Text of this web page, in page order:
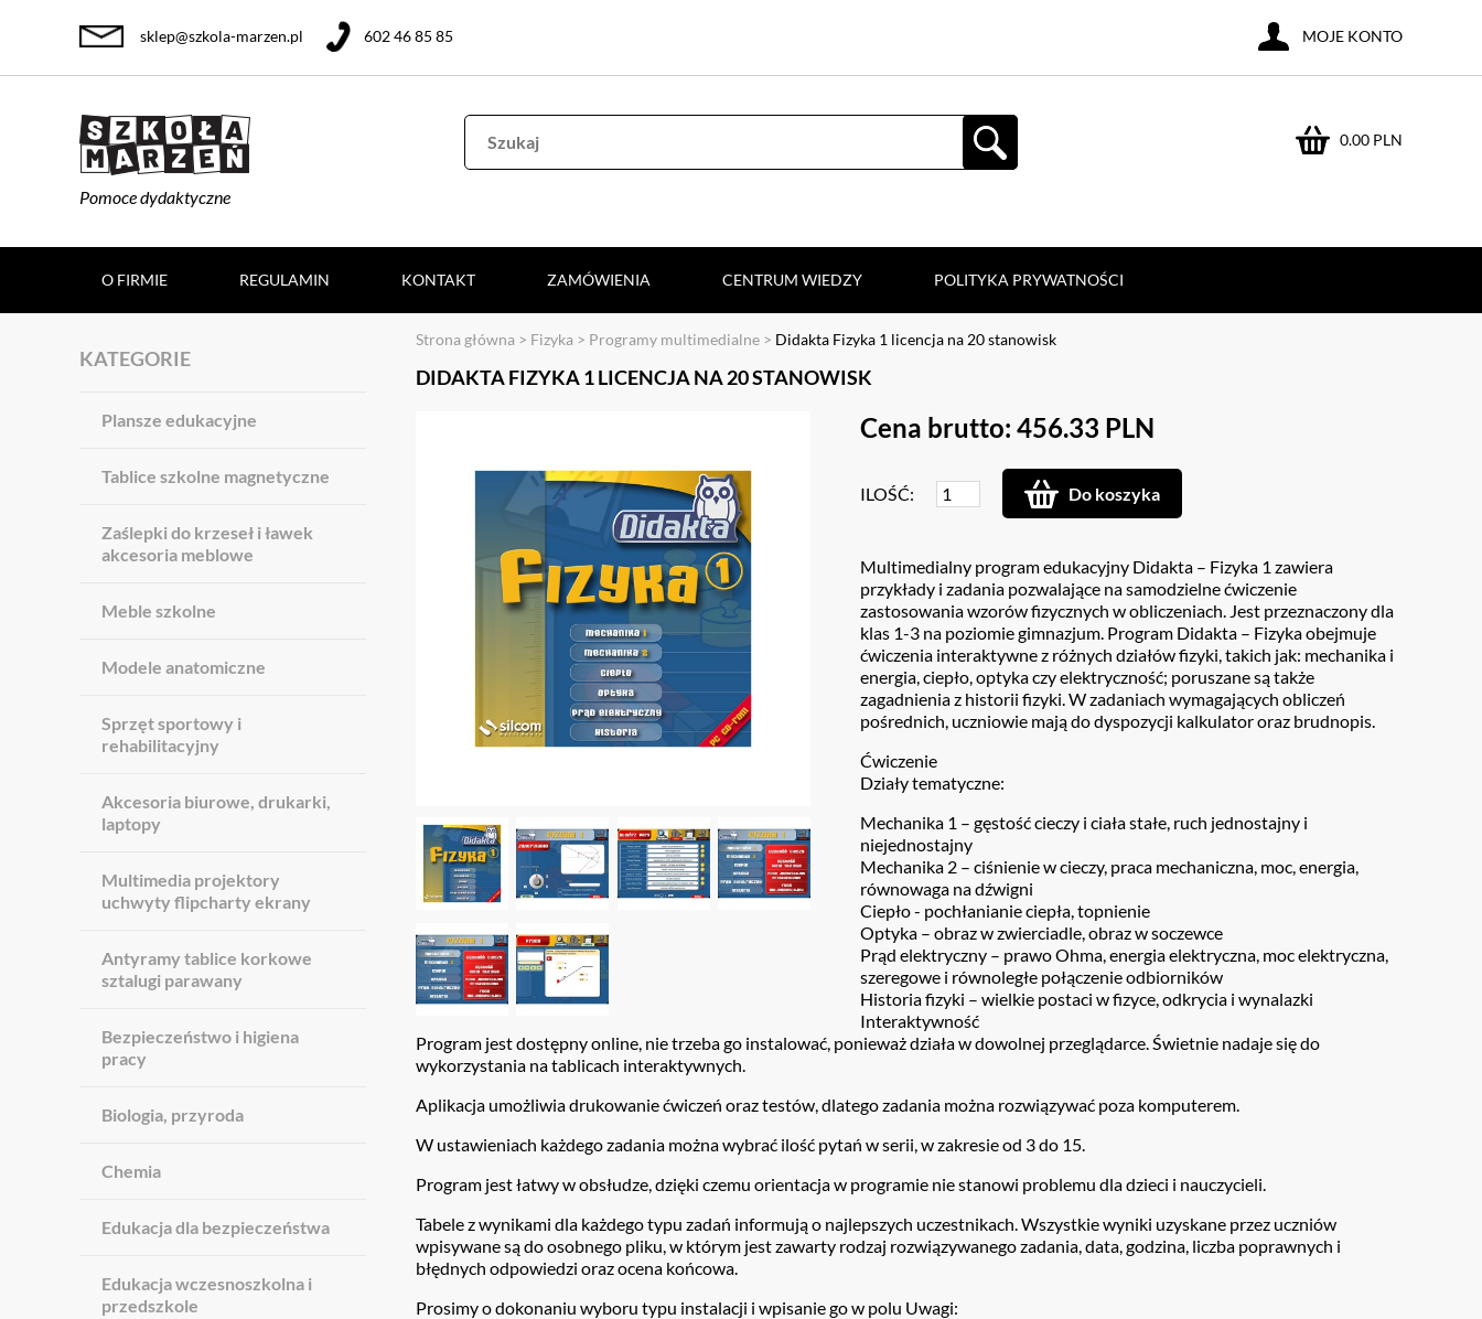
Pomoce dydaktyczne
0.00 PLN
sklep@szkola-marzen.pl 602 46 85 85 MOJE KONTO
O FIRMIE REGULAMIN KONTAKT ZAMÓWIENIA CENTRUM WIEDZY POLITYKA PRYWATNOŚCI
KATEGORIE
Plansze edukacyjne
Tablice szkolne magnetyczne
Zaślepki do krzeseł i ławek
akcesoria meblowe
Meble szkolne
Modele anatomiczne
Sprzęt sportowy i
rehabilitacyjny
Akcesoria biurowe, drukarki,
laptopy
Multimedia projektory
uchwyty flipcharty ekrany
Antyramy tablice korkowe
sztalugi parawany
Bezpieczeństwo i higiena
pracy
Biologia, przyroda
Chemia
Edukacja dla bezpieczeństwa
Edukacja wczesnoszkolna i
przedszkole
Strona główna > Fizyka > Programy multimedialne > Didakta Fizyka 1 licencja na 20 stanowisk
DIDAKTA FIZYKA 1 LICENCJA NA 20 STANOWISK
Cena brutto: 456.33 PLN
ILOŚĆ: Do koszyka
Multimedialny program edukacyjny Didakta – Fizyka 1 zawiera
przykłady i zadania pozwalające na samodzielne ćwiczenie
zastosowania wzorów fizycznych w obliczeniach. Jest przeznaczony dla
klas 1-3 na poziomie gimnazjum. Program Didakta – Fizyka obejmuje
ćwiczenia interaktywne z różnych działów fizyki, takich jak: mechanika i
energia, ciepło, optyka czy elektryczność; poruszane są także
zagadnienia z historii fizyki. W zadaniach wymagających obliczeń
pośrednich, uczniowie mają do dyspozycji kalkulator oraz brudnopis.
Ćwiczenie
Działy tematyczne:
Mechanika 1 – gęstość cieczy i ciała stałe, ruch jednostajny i
niejednostajny
Mechanika 2 – ciśnienie w cieczy, praca mechaniczna, moc, energia,
równowaga na dźwigni
Ciepło - pochłanianie ciepła, topnienie
Optyka – obraz w zwierciadle, obraz w soczewce
Prąd elektryczny – prawo Ohma, energia elektryczna, moc elektryczna,
szeregowe i równoległe połączenie odbiorników
Historia fizyki – wielkie postaci w fizyce, odkrycia i wynalazki
Interaktywność
Program jest dostępny online, nie trzeba go instalować, ponieważ działa w dowolnej przeglądarce. Świetnie nadaje się do
wykorzystania na tablicach interaktywnych.
Aplikacja umożliwia drukowanie ćwiczeń oraz testów, dlatego zadania można rozwiązywać poza komputerem.
W ustawieniach każdego zadania można wybrać ilość pytań w serii, w zakresie od 3 do 15.
Program jest łatwy w obsłudze, dzięki czemu orientacja w programie nie stanowi problemu dla dzieci i nauczycieli.
Tabele z wynikami dla każdego typu zadań informują o najlepszych uczestnikach. Wszystkie wyniki uzyskane przez uczniów
wpisywane są do osobnego pliku, w którym jest zawarty rodzaj rozwiązywanego zadania, data, godzina, liczba poprawnych i
błędnych odpowiedzi oraz ocena końcowa.
Prosimy o dokonaniu wyboru typu instalacji i wpisanie go w polu Uwagi: